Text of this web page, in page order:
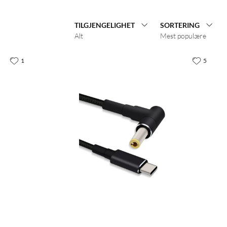
TILGJENGELIGHET
Alt
SORTERING
Mest populære
1 5